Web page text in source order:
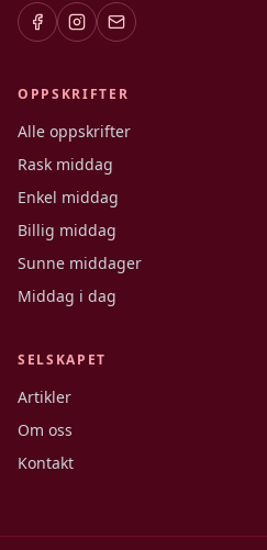
OPPSKRIFTER
Alle oppskrifter
Rask middag
Enkel middag
Billig middag
Sunne middager
Middag i dag
SELSKAPET
Artikler
Om oss
Kontakt